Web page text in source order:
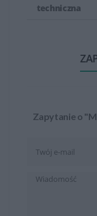
techniczna
Zapytanie o